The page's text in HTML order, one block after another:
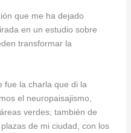
que me ha dejado
en un estudio sobre
transformar la
fue la charla que di la
el neuropaisajismo,
verdes; también de
de mi ciudad, con los